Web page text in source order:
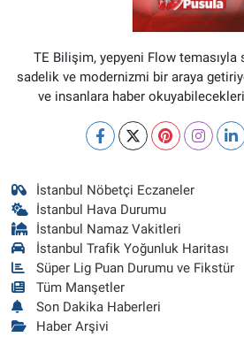
TE Bilişim, yepyeni Flow
sadelik ve modernizmi bir araya
ve insanlara haber
İstanbul Nöbetçi Eczaneler
İstanbul Hava Durumu
İstanbul Namaz Vakitleri
İstanbul Trafik Yoğunluk Haritası
Süper Lig Puan Durumu ve Fikstür
Tüm Manşetler
Son Dakika Haberleri
Haber Arşivi